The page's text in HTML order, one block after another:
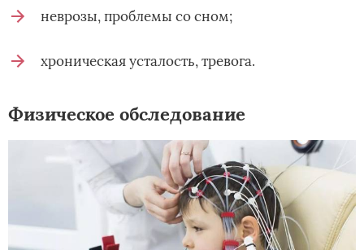
неврозы, проблемы со сном;
хроническая усталость, тревога.
Физическое обследование